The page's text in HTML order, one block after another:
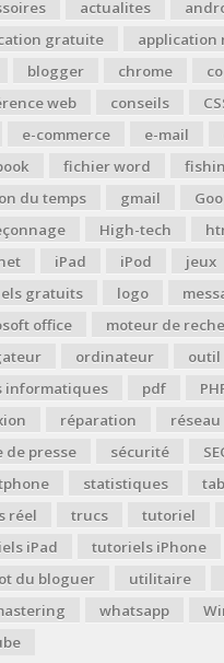
actualites
gratuite
application
blogger
chrome
web
conseils
e-commerce
e-mail
fichier word
du temps
gmail
High-tech
iPad iPod jeux
gratuits
logo
office
moteur de
ordinateur outil
informatiques
pdf
réparation réseau
de presse
sécurité
statistiques
réel
trucs tutoriel
iPad
tutoriels iPhone
du bloguer
utilitaire
whatsapp